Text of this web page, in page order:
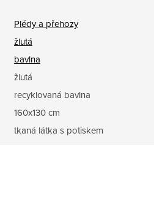
Plédy a přehozy
žlutá
bavlna
žlutá
recyklovaná bavlna
160x130 cm
tkaná látka s potiskem